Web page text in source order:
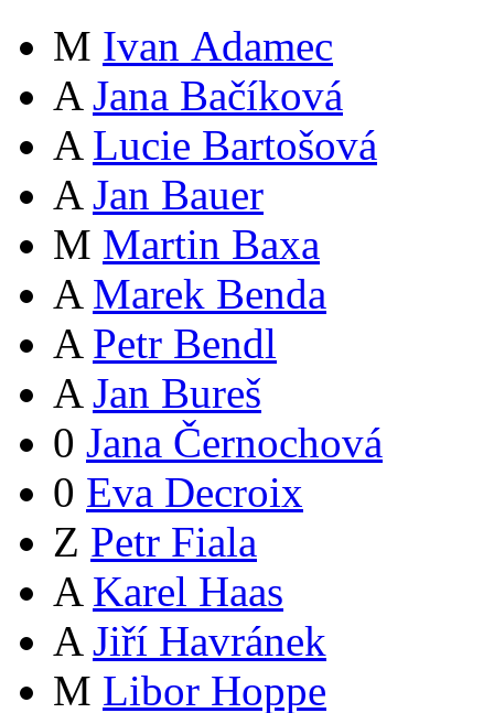
M Ivan Adamec
A Jana Bačíková
A Lucie Bartošová
A Jan Bauer
M Martin Baxa
A Marek Benda
A Petr Bendl
A Jan Bureš
0 Jana Černochová
0 Eva Decroix
Z Petr Fiala
A Karel Haas
A Jiří Havránek
M Libor Hoppe